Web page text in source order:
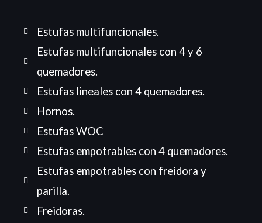
Estufas multifuncionales.
Estufas multifuncionales con 4 y 6
quemadores.
Estufas lineales con 4 quemadores.
Hornos.
Estufas WOC
Estufas empotrables con 4 quemadores.
Estufas empotrables con freidora y
parilla.
Freidoras.